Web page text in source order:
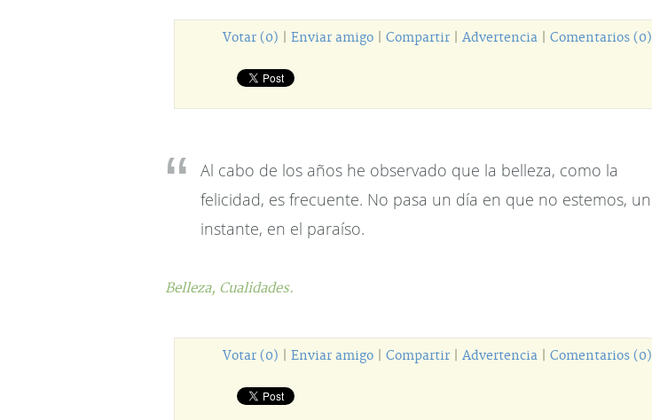
Votar (0) Enviar amigo Compartir Advertencia Comentarios (0)
Al cabo de los años he observado que la belleza, como la
felicidad, es frecuente. No pasa un día en que no estemos, un
instante, en el paraíso.
Belleza, Cualidades.
Votar (0) Enviar amigo Compartir Advertencia Comentarios (0)